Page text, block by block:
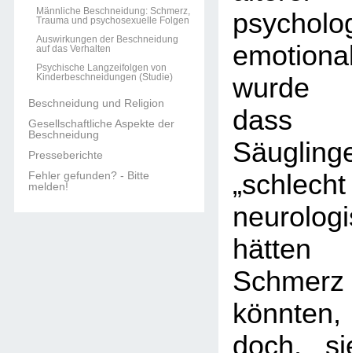
Männliche Beschneidung: Schmerz,
Trauma und psychosexuelle Folgen
Auswirkungen der Beschneidung
auf das Verhalten
Psychische Langzeifolgen von
Kinderbeschneidungen (Studie)
Beschneidung und Religion
Gesellschaftliche Aspekte der
Beschneidung
Presseberichte
Fehler gefunden? - Bitte
melden!
wurde
dass
hätten
doch,